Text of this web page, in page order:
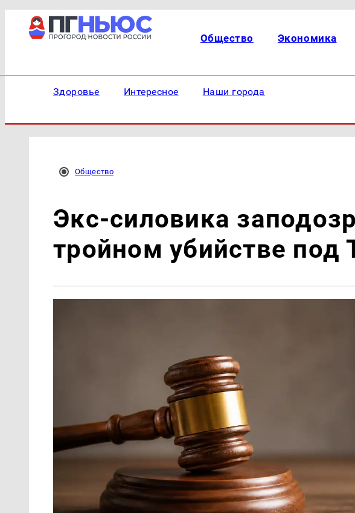
Общество Экономика
Здоровье Интересное Наши города
Общество
Экс-силовика
тройном убийстве под